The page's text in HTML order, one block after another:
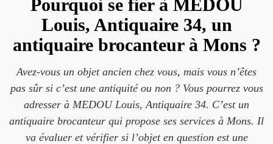
Pourquoi se fier à MEDOU
Louis, Antiquaire 34, un
antiquaire brocanteur à Mons ?
Avez-vous un objet ancien chez vous, mais vous n’êtes
pas sûr si c’est une antiquité ou non ? Vous pourrez vous
adresser à MEDOU Louis, Antiquaire 34. C’est un
antiquaire brocanteur qui propose ses services à Mons. Il
va évaluer et vérifier si l’objet en question est une